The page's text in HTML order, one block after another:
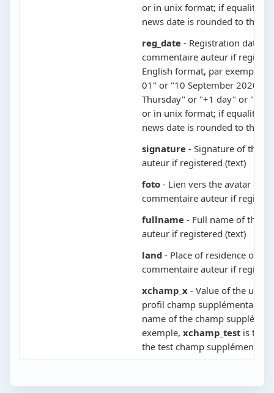
or in unix format; if equality is
news date is rounded to the
reg_date - Registration date of
commentaire auteur if
English format, par exemple
01" or "10 September 2020"
Thursday" or "+1 day" or
or in unix format; if equality is
news date is rounded to the
signature - Signature of the
auteur if registered (text)
foto - Lien vers the avatar of
commentaire auteur if
fullname - Full name of the
auteur if registered (text)
land - Place of residence of the
commentaire auteur if
xchamp_x - Value of the
profil champ supplémentaire,
name of the champ
exemple, xchamp_test is the
the test champ supplémentaire